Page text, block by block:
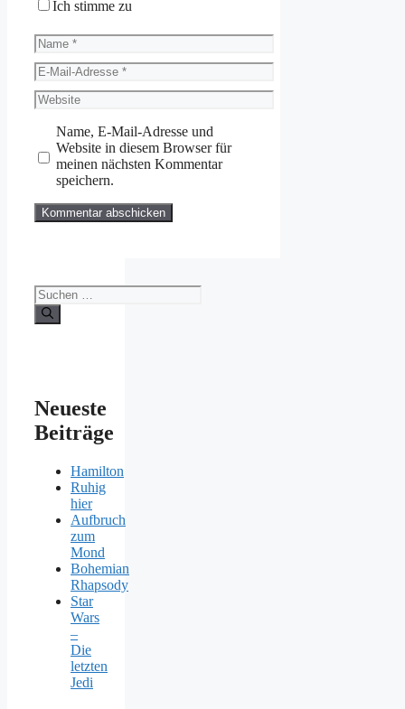
Ich stimme zu
Name
E-
Mail-
Adresse
Website
Name, E-Mail-Adresse und
Website in diesem Browser für
meinen nächsten Kommentar
speichern.
Suchen
nach:
Neueste
Beiträge
Hamilton
Ruhig
hier
Aufbruch
zum
Mond
Bohemian
Rhapsody
Star
Wars
–
Die
letzten
Jedi